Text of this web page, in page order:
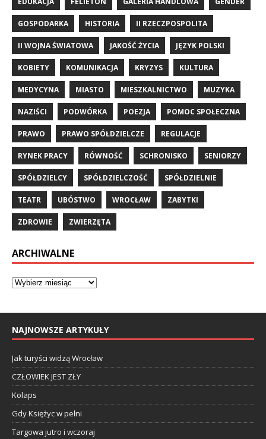
GOSPODARKA HISTORIA II RZECZPOSPOLITA
II WOJNA ŚWIATOWA JAKOŚĆ ŻYCIA JĘZYK POLSKI
KOBIETY KOMUNIKACJA KRYZYS KULTURA
MEDYCYNA MIASTO MIESZKALNICTWO MUZYKA
NAZIŚCI PODWÓRKA POEZJA POMOC SPOŁECZNA
PRAWO PRAWO SPÓŁDZIELCZE REGULACJE
RYNEK PRACY RÓWNOŚĆ SCHRONISKO SENIORZY
SPÓŁDZIELCY SPÓŁDZIELCZOŚĆ SPÓŁDZIELNIE
TEATR UBÓSTWO WROCŁAW ZABYTKI
ZDROWIE ZWIERZĘTA
ARCHIWALNE
NAJNOWSZE ARTYKUŁY
Jak turyści widzą Wrocław
CZŁOWIEK JEST ZŁY
Kolaps
Gdy Księżyc w pełni
Targowa jutro i wczoraj